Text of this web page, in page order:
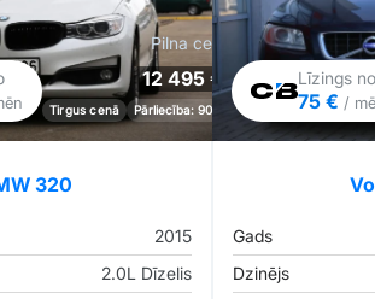
Pilna cena
12 495 €
Tirgus cenā Pārliecība: 90%
320
2015
2.0L Dīzelis
Līzings no
75 € /
Gads
Dzinējs